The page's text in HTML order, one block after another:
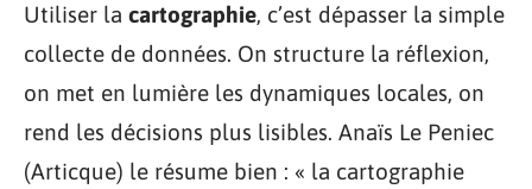
Utiliser la cartographie, c’est dépasser la simple
collecte de données. On structure la réflexion,
on met en lumière les dynamiques locales, on
rend les décisions plus lisibles. Anaïs Le Peniec
(Articque) le résume bien : « la cartographie